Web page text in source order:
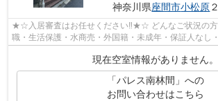
神奈川県座間市小松原
★☆入居審査はお任せください‼★☆ どんなご状況の方
職・生活保護・水商売・外国籍・未成年・保証人なし
ット非公開の物件からもお探し致します‼ ...
現在空室情報がありません。
「パレス南林間」への
お問い合わせはこちら